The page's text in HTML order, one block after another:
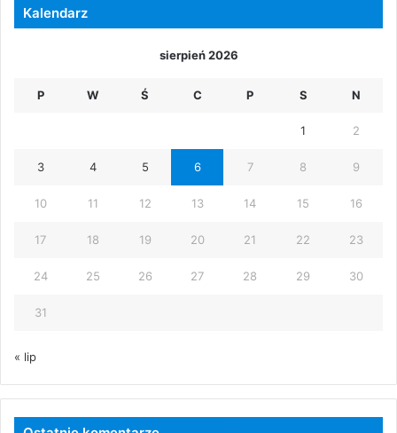
Kalendarz
sierpień 2026
P W Ś C P S N
1 2
3 4 5 6 7 8 9
10 11 12 13 14 15 16
17 18 19 20 21 22 23
24 25 26 27 28 29 30
31
« lip